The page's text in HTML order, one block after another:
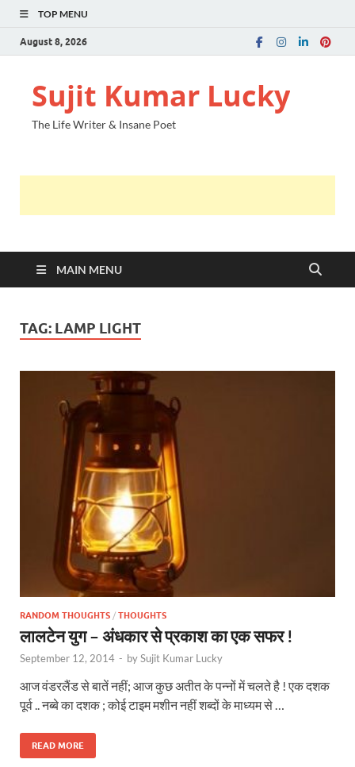
TOP MENU
August 8, 2026
Sujit Kumar Lucky
The Life Writer & Insane Poet
MAIN MENU
TAG: LAMP LIGHT
RANDOM THOUGHTS / THOUGHTS
लालटेन युग – अंधकार से प्रकाश का एक सफर !
September 12, 2014 - bySujit Kumar Lucky
आज वंडरलैंड से बातें नहीं; आज कुछ अतीत के पन्नों में चलते है ! एक दशक
पूर्व .. नब्बे का दशक ; कोई टाइम मशीन नहीं शब्दों के माध्यम से …
READ MORE